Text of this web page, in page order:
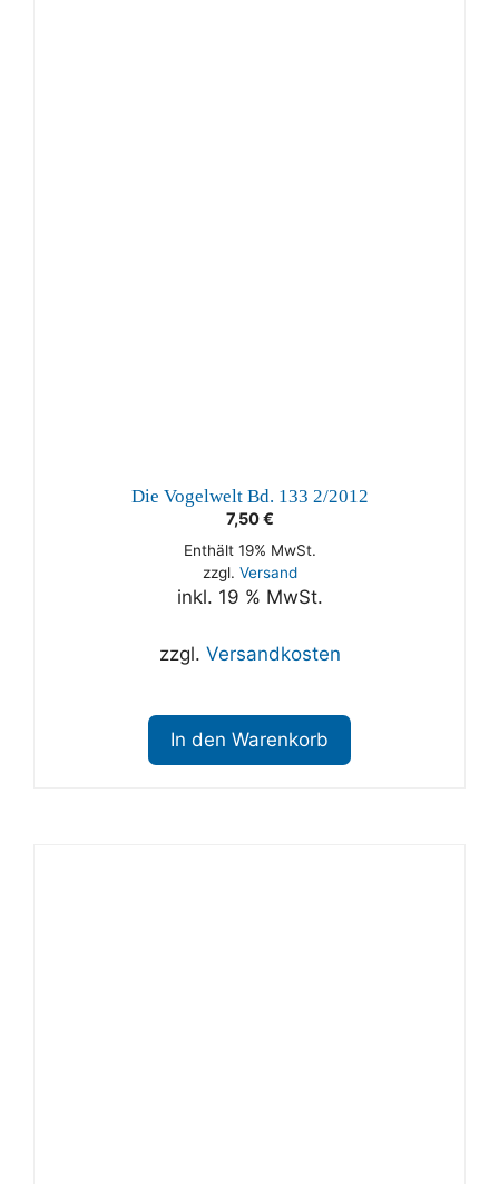
Die Vogelwelt Bd. 133 2/2012
7,50€
Enthält 19% MwSt.
zzgl. Versand
inkl. 19 % MwSt.
zzgl. Versandkosten
In den Warenkorb